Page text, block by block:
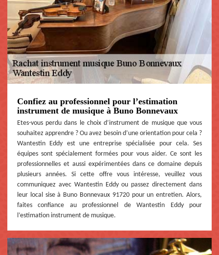
Confiez au professionnel pour l’estimation
instrument de musique à Buno Bonnevaux
Etes-vous perdu dans le choix d’instrument de musique que vous
souhaitez apprendre ? Ou avez besoin d’une orientation pour cela ?
Wantestin Eddy est une entreprise spécialisée pour cela. Ses
équipes sont spécialement formées pour vous aider. Ce sont les
professionnelles et aussi expérimentées dans ce domaine depuis
plusieurs années. Si cette offre vous intéresse, veuillez vous
communiquez avec Wantestin Eddy ou passez directement dans
leur local sise à Buno Bonnevaux 91720 pour un entretien. Alors,
faites confiance au professionnel de Wantestin Eddy pour
l’estimation instrument de musique.